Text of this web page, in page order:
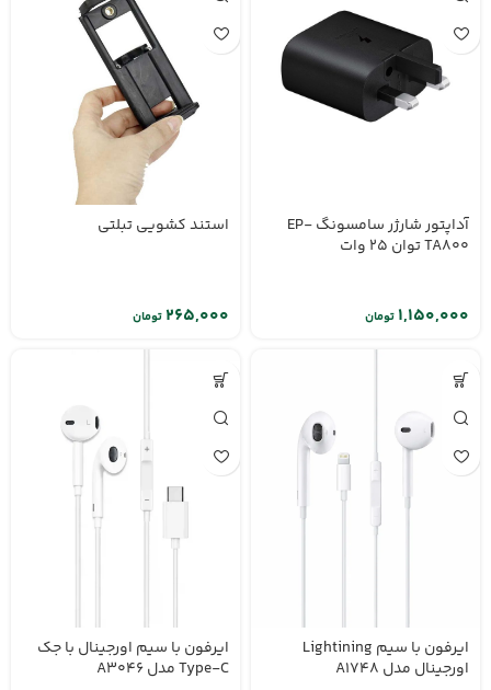
آداپتور شارژر سامسونگ EP-
TA800 توان 25 وات
تومان
استند کشویی تبلتی
تومان
ایرفون با سیم Lightining
اورجینال مدل A1748
ایرفون با سیم اورجینال با جک
Type-C مدل A3046